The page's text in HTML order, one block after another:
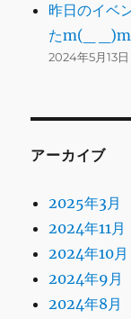
昨日のイベ
たm(_ _)m
2024年5月13日
アーカイブ
2025年3月
2024年11月
2024年10月
2024年9月
2024年8月